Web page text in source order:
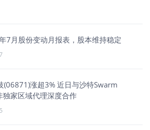
7月股份变动月报表，股本维持稳定
涨超3% 近日与沙特Swarm
家区域代理深度合作